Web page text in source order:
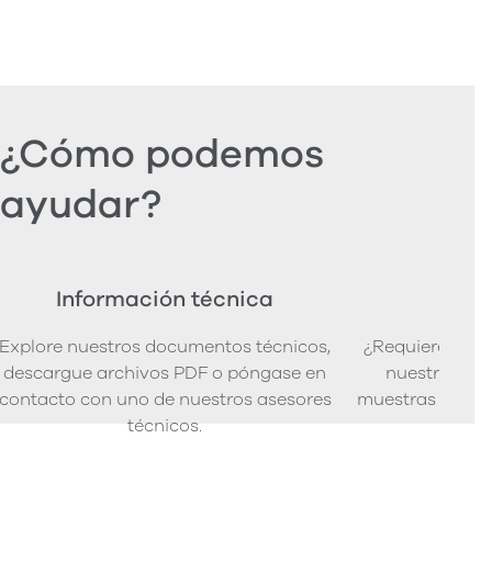
¿Cómo podemos
ayudar?
Información técnica
Explore nuestros documentos técnicos,
descargue archivos PDF o póngase en
con uno de nuestros asesores
técnicos.
¿Requiere
nuestra
muestras de